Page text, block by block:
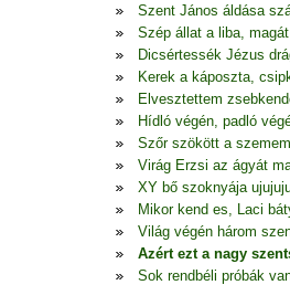
Szent János áldása
Szép állat a liba,
Dicsértessék Jézus
Kerek a káposzta,
Elvesztettem
Hídló végén, padló
Szőr szökött a
Virág Erzsi az ágyát
XY bő szoknyája
Mikor kend es, Laci
Világ végén három
Azért ezt a nagy
Sok rendbéli próbák